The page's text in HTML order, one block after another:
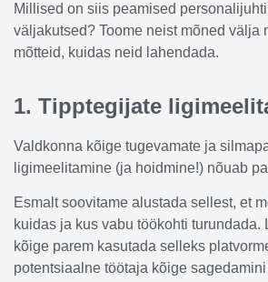
Millised on siis peamised
väljakutsed? Toome neist mõned välja
mõtteid, kuidas neid lahendada.
1. Tipptegijate
Valdkonna kõige tugevamate ja
ligimeelitamine (ja hoidmine!) nõuab
Esmalt soovitame alustada sellest, et
kuidas ja kus vabu töökohti turundada.
kõige parem kasutada selleks
potentsiaalne töötaja kõige